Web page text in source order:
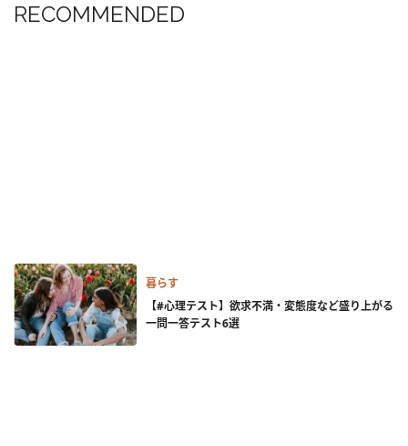
RECOMMENDED
暮らす
【#心理テスト】欲求不満・変態度など盛り上がる
一問一答テスト6選